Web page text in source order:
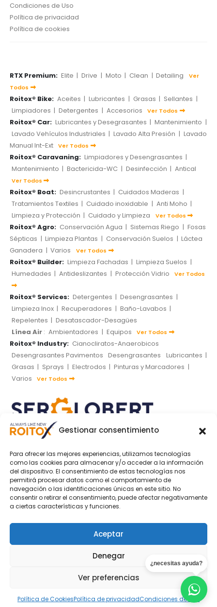
Gestionar consentimiento
Para ofrecer las mejores experiencias, utilizamos tecnologías
como las cookies para almacenar y/o acceder a la información
del dispositivo. El consentimiento de estas tecnologías nos
permitirá procesar datos como el comportamiento de
navegación o las identificaciones únicas en este sitio. No
consentir o retirar el consentimiento, puede afectar negativamente
a ciertas características y funciones.
Aceptar
Denegar
Ver preferencias
Política de CookiesPolítica de privacidadCondiciones de Uso
Condiciones de Uso
Política de privacidad
Política de cookies
RTX Premium: Elite | Drive | Moto | Clean | Detailing
Ver
Todos
Roitox® Bike: Aceites | Lubricantes | Grasas | Sellantes |
Limpiadores | Detergentes | Accesorios Ver Todos
Roitox® Car: Lubricantes y Desegrasantes | Mantenimiento |
Lavado Vehículos Industriales | Lavado Alta Presión | Lavado
Manual Int-Ext
Ver Todos
Roitox® Caravaning: Limpiadores y Desengrasantes |
Mantenimiento | Bactericida-WC | Desinfección | Antical
Ver Todos
Roitox® Boat: Desincrustantes | Cuidados Maderas |
Tratamientos Textiles | Cuidado inoxidable | Anti Moho |
Limpieza y Protección | Cuidado y Limpieza Ver Todos
Roitox® Agro: Conservación Agua | Sistemas Riego | Fosas
Sépticas | Limpieza Plantas | Conservación Suelos | Láctea
Ganadera | Varios Ver Todos
Roitox® Builder: Limpieza Fachadas | Limpieza Suelos |
Humedades | Antideslizantes | Protección Vidrio Ver Todos
Roitox® Services: Detergentes | Desengrasantes |
Limpieza Inox | Recuperadores | Baño-Lavabos |
Repelentes | Desatascador-Desagües
Línea Air : Ambientadores | Equipos Ver Todos
Roitox® Industry: Cianocliratos-Anaerobicos
Desengrasantes Pavimentos Desengrasantes Lubricantes |
Grasas | Sprays | Electrodos | Pinturas y Marcadores |
Varios
Ver Todos
SOCIAL MEDIA
MÉTODOS DE PAGO
© 2024 Todos los derechos reservados · ROITOX® de
Serglobert Hispania S.L. - by Torrent Studio®
¿necesitas ayuda?